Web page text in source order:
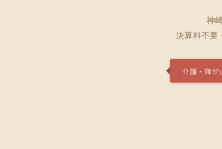
神
決算料不要
介護・障が